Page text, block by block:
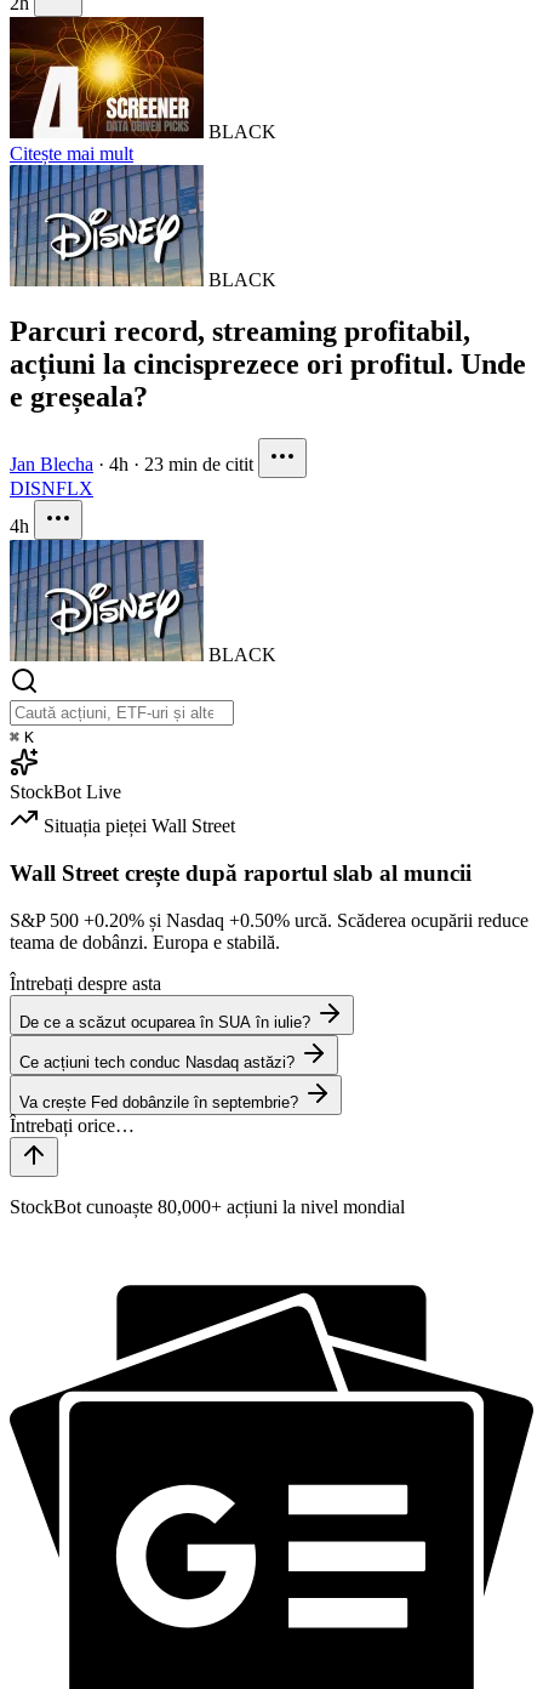
BLACK
Citește mai mult
BLACK
Parcuri record, streaming profitabil,
acțiuni la cincisprezece ori profitul. Unde
e greșeala?
Jan Blecha · 4h · 23 min de citit
DISNFLX
4h
BLACK
⌘ K
StockBot Live
Situația pieței Wall Street
Wall Street crește după raportul slab al muncii
S&P 500 +0.20% și Nasdaq +0.50% urcă. Scăderea ocupării reduce
teama de dobânzi. Europa e stabilă.
Întrebați despre asta
De ce a scăzut ocuparea în SUA în iulie?
Ce acțiuni tech conduc Nasdaq astăzi?
Va crește Fed dobânzile în septembrie?
StockBot cunoaște 80,000+ acțiuni la nivel mondial